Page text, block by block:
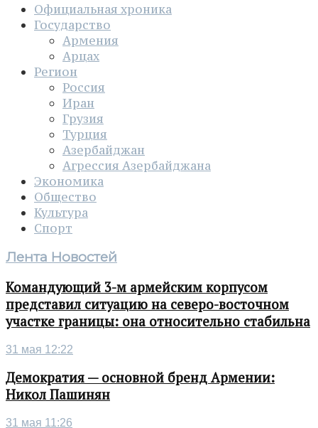
Официальная хроника
Государство
Армения
Арцах
Регион
Россия
Иран
Грузия
Турция
Азербайджан
Агрессия Азербайджана
Экономика
Общество
Культура
Спорт
Лента Новостей
Командующий 3-м армейским корпусом
представил ситуацию на северо-восточном
участке границы: она относительно стабильна
31 мая 12:22
Демократия — основной бренд Армении:
Никол Пашинян
31 мая 11:26